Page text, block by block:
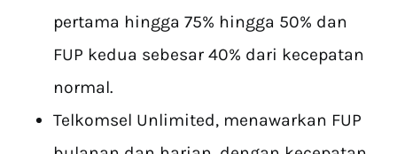
pertama hingga 75% hingga 50% dan
FUP kedua sebesar 40% dari kecepatan
normal.
Telkomsel Unlimited, menawarkan FUP